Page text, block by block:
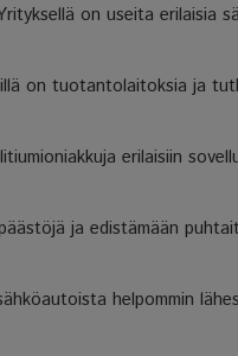
on useita erilaisia
on tuotantolaitoksia ja
erilaisiin
ja edistämään
helpommin